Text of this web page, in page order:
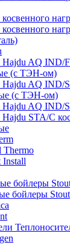
AQ IND/
(с ТЭН-ом)
AQ IND/
(с ТЭН-ом)
AQ IND/
STA/C
Thermo
Install
бойлеры
бойлеры Stout